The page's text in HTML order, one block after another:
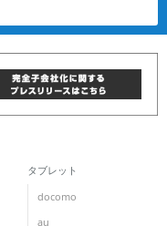
タブレット
docomo
au